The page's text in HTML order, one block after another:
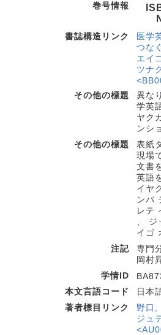
巻号情報
N
書誌構造リンク
医学
つな
エイ
ツナ
その他の標題
異な
学英
ヤク
ンシ
その他の標題
表紙
現場
文書
英語
イヤ
ンバ
レテ
、
イゴ
注記
専門
岡村
学情ID
本文言語コード
日本
著者標目リンク
野口,
ジュ